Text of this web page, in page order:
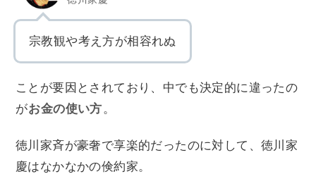
宗教観や考え方が相容れぬ
ことが要因とされており、中でも決定的に違ったの
がお金の使い方。
徳川家斉が豪奢で享楽的だったのに対して、徳川家
慶はなかなかの倹約家。